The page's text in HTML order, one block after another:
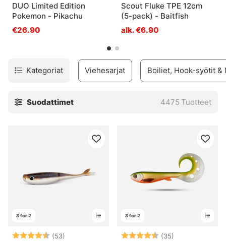
DUO Limited Edition
Pokemon - Pikachu
€26.90
Scout Fluke TPE 12cm
(5-pack) - Baitfish
alk. €6.90
Kategoriat Viehesarjat Boiliet, Hook-syötit &
Suodattimet 4475 Tuotteet
3 for 2
Arvio: (53)
4.3 5:sta tähdestä
3 for 2
Arvio: (35)